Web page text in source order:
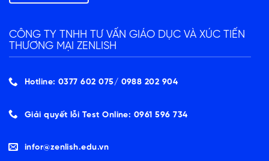
CÔNG TY TNHH TƯ VẤN GIÁO DỤC VÀ XÚC TIẾN
THƯƠNG MẠI ZENLISH
Hotline: 0377 602 075/ ‭0988 202 904‬
Giải quyết lỗi Test Online: 0961 596 734
infor@zenlish.edu.vn